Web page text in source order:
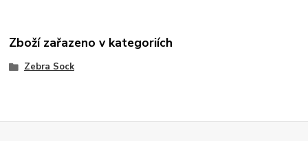
Zboží zařazeno v kategoriích
Zebra Sock